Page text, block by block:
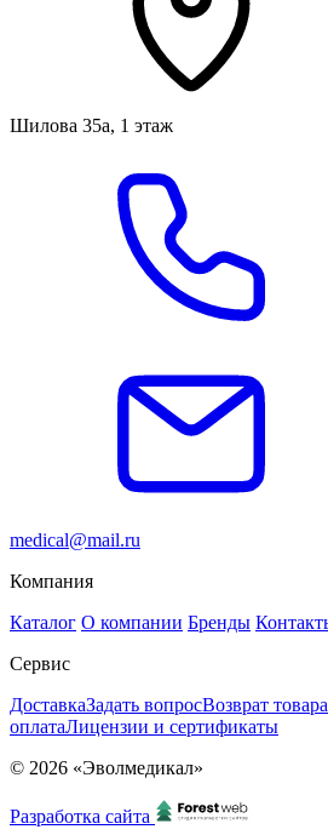
Шилова 35а, 1 этаж
medical@mail.ru
Компания
Каталог О компании Бренды
Сервис
ДоставкаЗадать вопросВозврат товара
оплатаЛицензии и сертификаты
© 2026 «Эволмедикал»
Разработка сайта